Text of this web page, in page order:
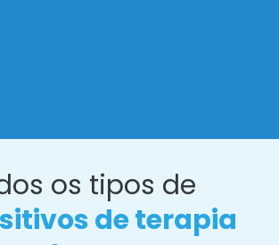
os tipos de
de terapia